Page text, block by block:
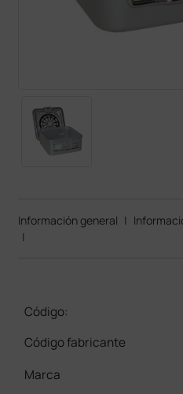
Información general |
|
Código:
Código fabricante
Marca